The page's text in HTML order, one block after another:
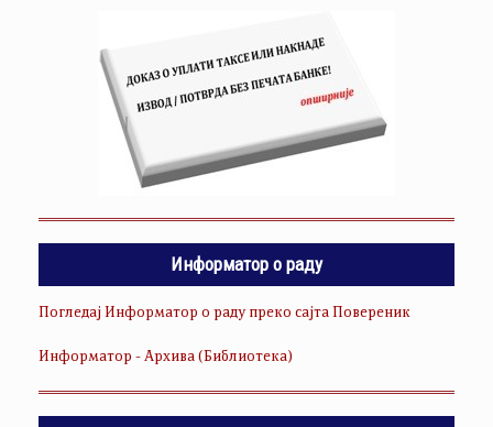
Информатор о раду
Погледај Информатор о раду преко сајта Повереник
Информатор - Архива (Библиотека)